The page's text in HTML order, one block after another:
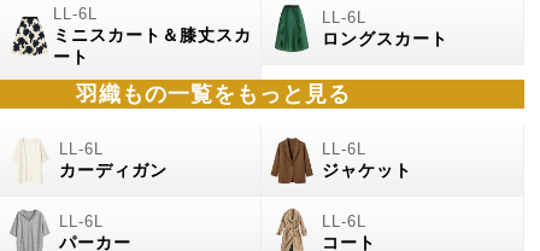
ミニスカート＆膝丈スカ
ート
ロングスカート
羽織もの一覧をもっと見る
カーディガン ジャケット
パーカー コート